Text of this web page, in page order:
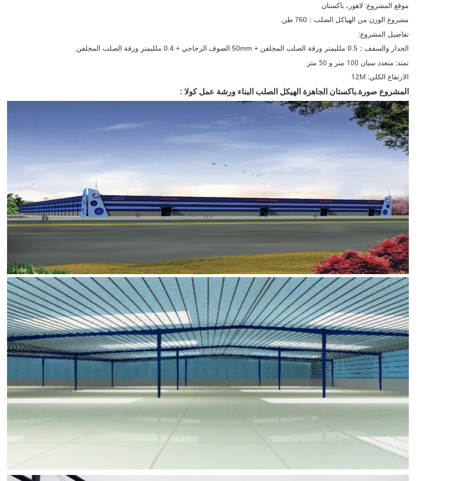
موقع المشروع: لاهور، باكستان
مشروع الوزن من الهياكل الصلب ： 760 طن.
تفاصيل المشروع:
الجدار والسقف ： 0.5 ملليمتر ورقة الصلب المجلفن + 50mm الصوف الزجاجي + 0.4 ملليمتر ورقة الصلب المجلفن.
تمتد: متعدد سبان 100 متر و 50 متر
الارتفاع الكلي: 12M
المشروع صورة.باكستان الجاهزة الهيكل الصلب البناء ورشة عمل كولا :